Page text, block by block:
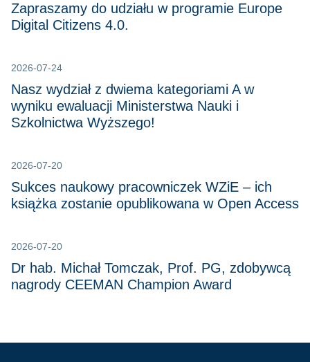
Zapraszamy do udziału w programie Europe
Digital Citizens 4.0.
2026-07-24
Nasz wydział z dwiema kategoriami A w
wyniku ewaluacji Ministerstwa Nauki i
Szkolnictwa Wyższego!
2026-07-20
Sukces naukowy pracowniczek WZiE – ich
książka zostanie opublikowana w Open Access
2026-07-20
Dr hab. Michał Tomczak, Prof. PG, zdobywcą
nagrody CEEMAN Champion Award